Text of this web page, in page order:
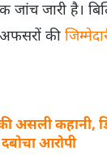
जांच जारी है।
की
असली कहानी,
आरोपी